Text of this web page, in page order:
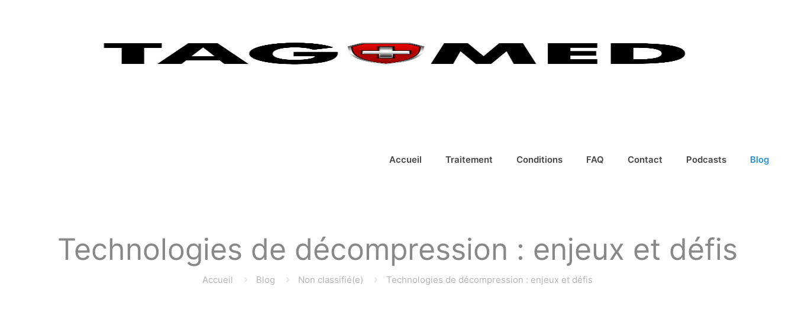
Accueil Traitement Conditions FAQ Contact Podcasts Blog
Technologies de décompression : enjeux et défis
Accueil Blog Non classifié(e) Technologies de décompression : enjeux et défis